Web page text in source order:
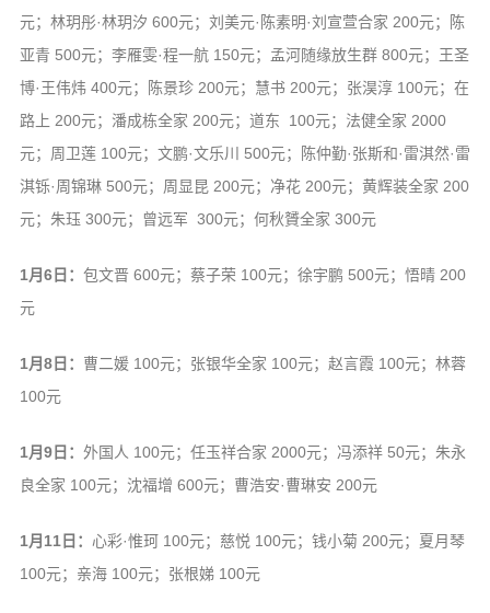
元；林玥彤·林玥汐 600元；刘美元·陈素明·刘宣萱合家 200元；陈
亚青 500元；李雁雯·程一航 150元；孟河随缘放生群 800元；王圣
博·王伟炜 400元；陈景珍 200元；慧书 200元；张淏淳 100元；在
路上 200元；潘成栋全家 200元；道东 100元；法健全家 2000
元；周卫莲 100元；文鹏·文乐川 500元；陈仲勤·张斯和·雷淇然·雷
淇铄·周锦琳 500元；周显昆 200元；净花 200元；黄辉装全家 200
元；朱珏 300元；曾远军 300元；何秋贇全家 300元
1月6日： 包文晋 600元；蔡子荣 100元；徐宇鹏 500元；悟晴 200
元
1月8日： 曹二媛 100元；张银华全家 100元；赵言霞 100元；林蓉
100元
1月9日： 外国人 100元；任玉祥合家 2000元；冯添祥 50元；朱永
良全家 100元；沈福增 600元；曹浩安·曹琳安 200元
1月11日： 心彩·惟珂 100元；慈悦 100元；钱小菊 200元；夏月琴
100元；亲海 100元；张根娣 100元